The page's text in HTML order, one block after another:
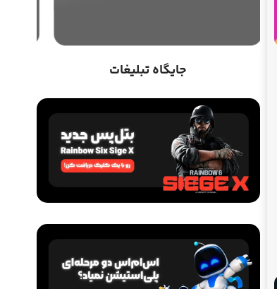
اشتراک ها
سرویس GearUP Booster (مناسب
کنسول)
1,050,000تومان
جایگاه تبلیغات